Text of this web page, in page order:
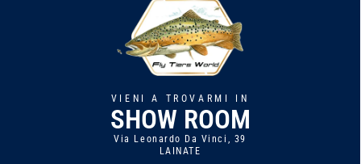
VIENI A TROVARMI IN
SHOW ROOM
Via Leonardo Da Vinci, 39
LAINATE